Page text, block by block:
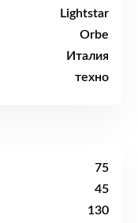
Lightstar
Orbe
Италия
техно
75
45
130